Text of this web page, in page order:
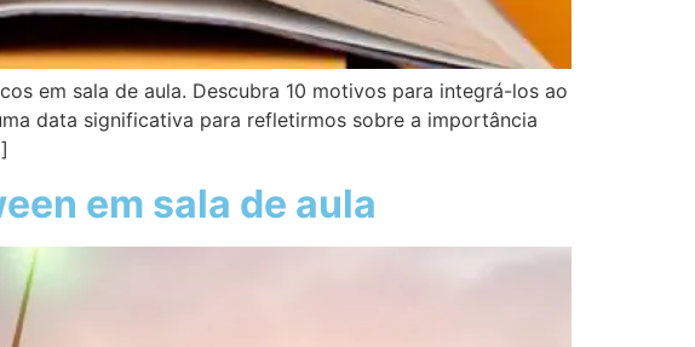
em sala de aula. Descubra 10 motivos para integrá-los ao
data significativa para refletirmos sobre a importância
em sala de aula